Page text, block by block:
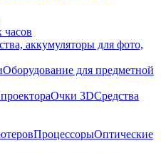
аккумуляторы для фото,
Оборудование для предметной
Очки 3DСредства
ПроцессорыОптические